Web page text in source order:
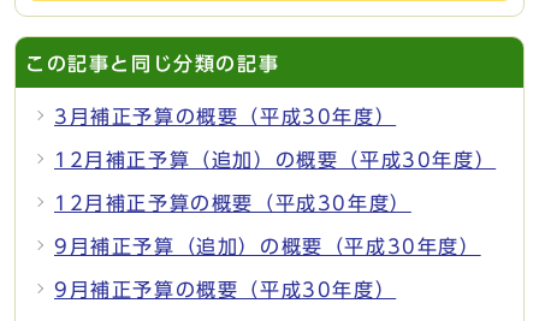
この記事と同じ分類の記事
3月補正予算の概要（平成30年度）
12月補正予算（追加）の概要（平成30年度）
12月補正予算の概要（平成30年度）
9月補正予算（追加）の概要（平成30年度）
9月補正予算の概要（平成30年度）